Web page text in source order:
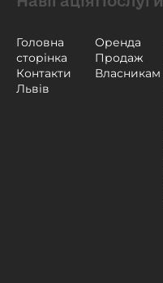
Головна
сторінка
Контакти
Львів
Оренда
Продаж
Власникам